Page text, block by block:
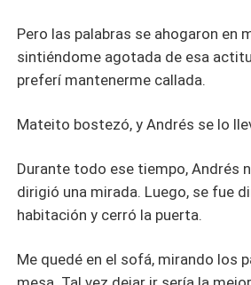
Pero las palabras se ahogaron en
sintiéndome agotada de esa
preferí mantenerme callada.
Mateito bostezó, y Andrés se lo
Durante todo ese tiempo, Andrés
dirigió una mirada. Luego, se fue
habitación y cerró la puerta.
Me quedé en el sofá, mirando los